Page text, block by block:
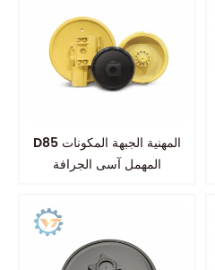
D85 المهنية الجبهة المكونات
المهمل آسى الجرافة